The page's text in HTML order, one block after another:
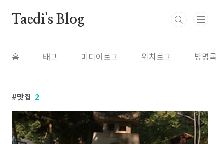
Taedi's Blog
홈 태그 미디어로그 위치로그 방명록
맛집 2